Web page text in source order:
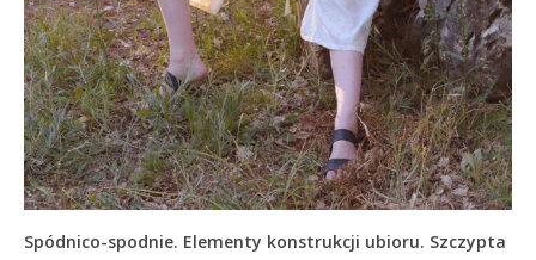
Spódnico-spodnie. Elementy konstrukcji ubioru. Szczypta